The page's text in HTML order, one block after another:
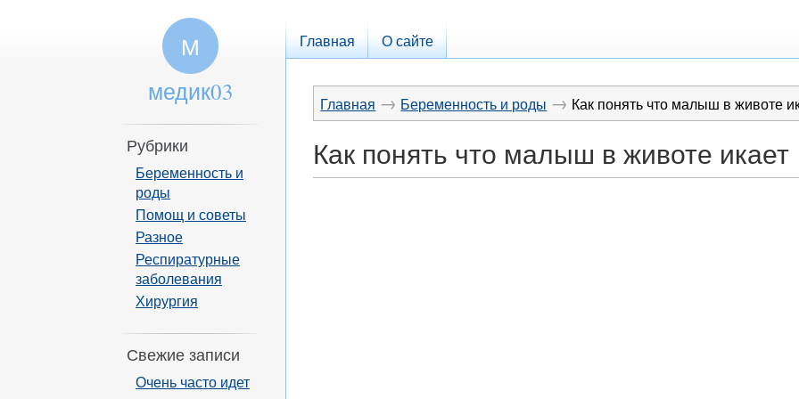
Главная О сайте
Главная → Беременность и роды → Как понять что малыш в животе
Как понять что малыш в животе икает
М
медик03
Рубрики
Беременность и
роды
Помощ и советы
Разное
Респиратурные
заболевания
Хирургия
Свежие записи
Очень часто идет